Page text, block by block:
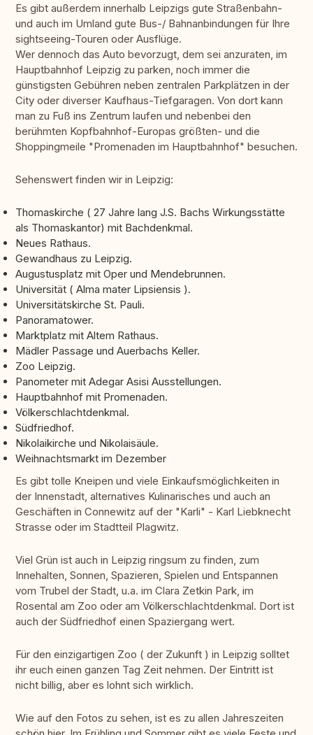
Es gibt außerdem innerhalb Leipzigs gute Straßenbahn-
und auch im Umland gute Bus-/ Bahnanbindungen für Ihre
sightseeing-Touren oder Ausflüge.
Wer dennoch das Auto bevorzugt, dem sei anzuraten, im
Hauptbahnhof Leipzig zu parken, noch immer die
günstigsten Gebühren neben zentralen Parkplätzen in der
City oder diverser Kaufhaus-Tiefgaragen. Von dort kann
man zu Fuß ins Zentrum laufen und nebenbei den
berühmten Kopfbahnhof-Europas größten- und die
Shoppingmeile "Promenaden im Hauptbahnhof" besuchen.
Sehenswert finden wir in Leipzig:
Thomaskirche ( 27 Jahre lang J.S. Bachs Wirkungsstätte
als Thomaskantor) mit Bachdenkmal.
Neues Rathaus.
Gewandhaus zu Leipzig.
Augustusplatz mit Oper und Mendebrunnen.
Universität ( Alma mater Lipsiensis ).
Universitätskirche St. Pauli.
Panoramatower.
Marktplatz mit Altem Rathaus.
Mädler Passage und Auerbachs Keller.
Zoo Leipzig.
Panometer mit Adegar Asisi Ausstellungen.
Hauptbahnhof mit Promenaden.
Völkerschlachtdenkmal.
Südfriedhof.
Nikolaikirche und Nikolaisäule.
Weihnachtsmarkt im Dezember
Es gibt tolle Kneipen und viele Einkaufsmöglichkeiten in
der Innenstadt, alternatives Kulinarisches und auch an
Geschäften in Connewitz auf der "Karli" - Karl Liebknecht
Strasse oder im Stadtteil Plagwitz.
Viel Grün ist auch in Leipzig ringsum zu finden, zum
Innehalten, Sonnen, Spazieren, Spielen und Entspannen
vom Trubel der Stadt, u.a. im Clara Zetkin Park, im
Rosental am Zoo oder am Völkerschlachtdenkmal. Dort ist
auch der Südfriedhof einen Spaziergang wert.
Für den einzigartigen Zoo ( der Zukunft ) in Leipzig solltet
ihr euch einen ganzen Tag Zeit nehmen. Der Eintritt ist
nicht billig, aber es lohnt sich wirklich.
Wie auf den Fotos zu sehen, ist es zu allen Jahreszeiten